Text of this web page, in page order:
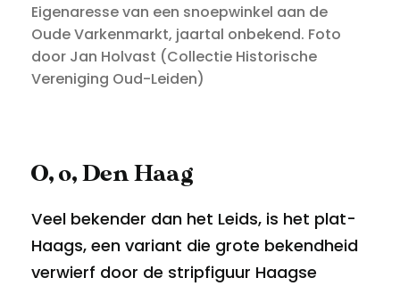
Eigenaresse van een snoepwinkel aan de
Oude Varkenmarkt, jaartal onbekend. Foto
door Jan Holvast (Collectie Historische
Vereniging Oud-Leiden)
O, o, Den Haag
Veel bekender dan het Leids, is het plat-
Haags, een variant die grote bekendheid
verwierf door de stripfiguur Haagse